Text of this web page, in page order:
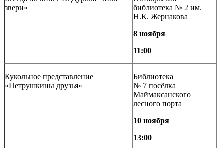
звери»
библиотека № 2 им.
Н.К. Жернакова
8 ноября
11:00
Кукольное представление
«Петрушкины друзья»
Библиотека
№ 7 посёлка
Маймаксанского
лесного порта
10 ноября
13:00